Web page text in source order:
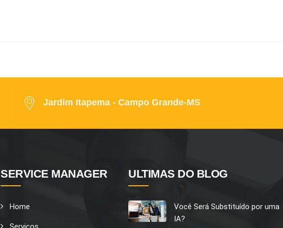
Jardim Itapema - Campo Grande-MS
SERVICE MANAGER
Home
ULTIMAS DO BLOG
Você Será Substituído por uma
IA?